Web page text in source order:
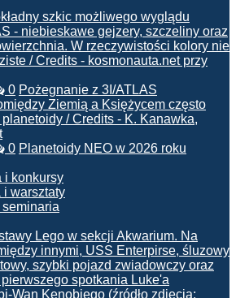
0 Pożegnanie z 3I/ATLAS
0 Planetoidy NEO w 2026 roku
i konkursy
i warsztaty
seminaria